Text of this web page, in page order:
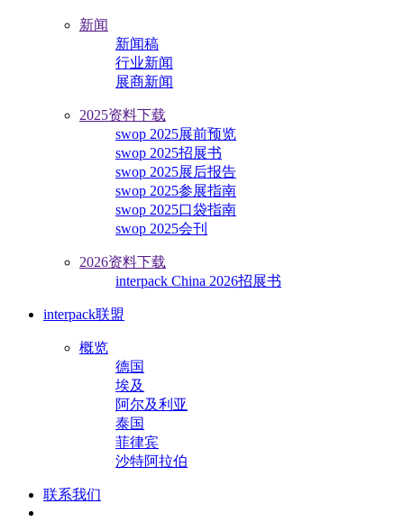
新闻
新闻稿
行业新闻
展商新闻
2025资料下载
swop 2025展前预览
swop 2025招展书
swop 2025展后报告
swop 2025参展指南
swop 2025口袋指南
swop 2025会刊
2026资料下载
interpack China 2026招展书
interpack联盟
概览
德国
埃及
阿尔及利亚
泰国
菲律宾
沙特阿拉伯
联系我们